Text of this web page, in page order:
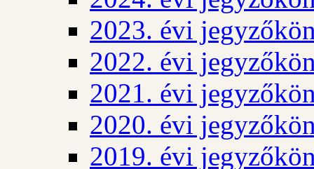
2023. évi
2022. évi
2021. évi
2020. évi
2019. évi